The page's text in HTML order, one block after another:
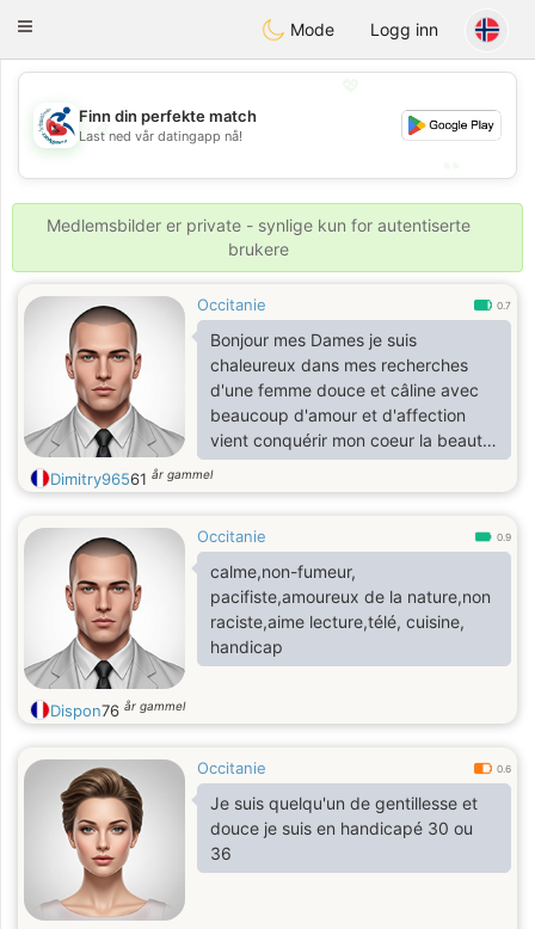
Handi Space
Toggle
Mode Logg inn
💖
💕
Finn din perfekte match
Last ned vår datingapp nå!
Medlemsbilder er private - synlige kun for autentiserte
brukere
Occitanie 0.7
Bonjour mes Dames je suis
chaleureux dans mes recherches
d'une femme douce et câline avec
beaucoup d'amour et d'affection
vient conquérir mon coeur la beauté
est à l'intérieur de l'âme j'ai
beaucoup souffert dans la vie la
primordiale pour moi je suis pauvre
depuis 17ans quand j'ai perdu mon
poste de second de cuisine à cause
de la médecine du travail mon
inapte
Dimitry96561 år gammel
Occitanie 0.9
calme,non-fumeur,
pacifiste,amoureux de la nature,non
raciste,aime lecture,télé, cuisine,
handicap
Dispon76 år gammel
Occitanie 0.6
Je suis quelqu'un de gentillesse et
douce je suis en handicapé 30 ou
36